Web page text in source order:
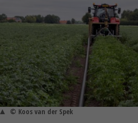
© Koos van der Spek